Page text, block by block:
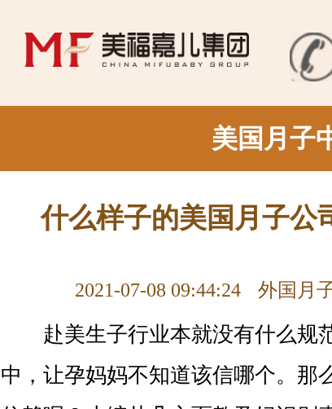
美国月子
什么样子的美国月子公
2021-07-08 09:44:24 外国月
赴美生子行业本就没有什么规
中，让孕妈妈不知道该信哪个。那